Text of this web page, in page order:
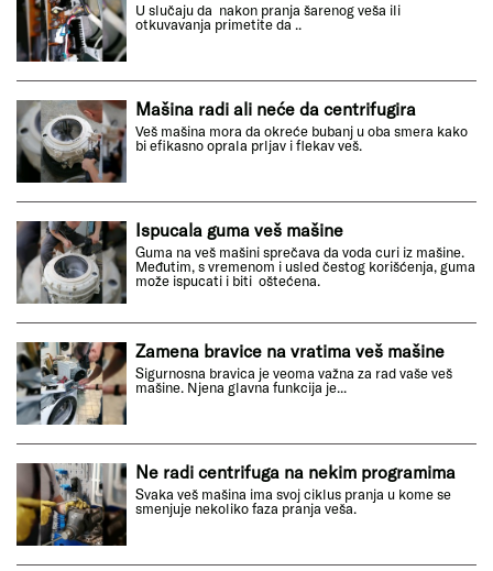
U slučaju da nakon pranja šarenog veša ili
otkuvavanja primetite da ..
Mašina radi ali neće da centrifugira
Veš mašina mora da okreće bubanj u oba smera kako
bi efikasno oprala prljav i flekav veš.
Ispucala guma veš mašine
Guma na veš mašini sprečava da voda curi iz mašine.
Međutim, s vremenom i usled čestog korišćenja, guma
može ispucati i biti oštećena.
Zamena bravice na vratima veš mašine
Sigurnosna bravica je veoma važna za rad vaše veš
mašine. Njena glavna funkcija je...
Ne radi centrifuga na nekim programima
Svaka veš mašina ima svoj ciklus pranja u kome se
smenjuje nekoliko faza pranja veša.